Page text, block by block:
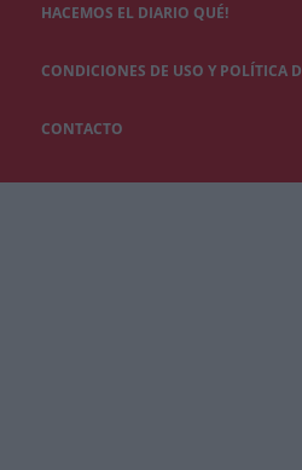
HACEMOS EL DIARIO QUÉ!
CONDICIONES DE USO Y POLÍTICA
CONTACTO